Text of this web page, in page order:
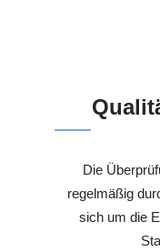
Die
regelmäßig
sich um die